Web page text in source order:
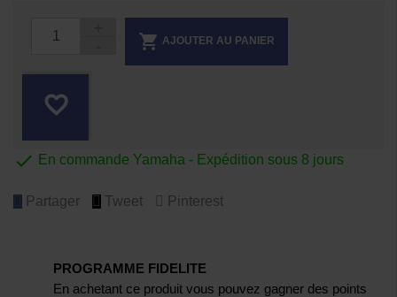
 AJOUTER AU PANIER
favorite_border
 En commande Yamaha - Expédition sous 8 jours
Partager Tweet Pinterest
PROGRAMME FIDELITE
En achetant ce produit vous pouvez gagner des points